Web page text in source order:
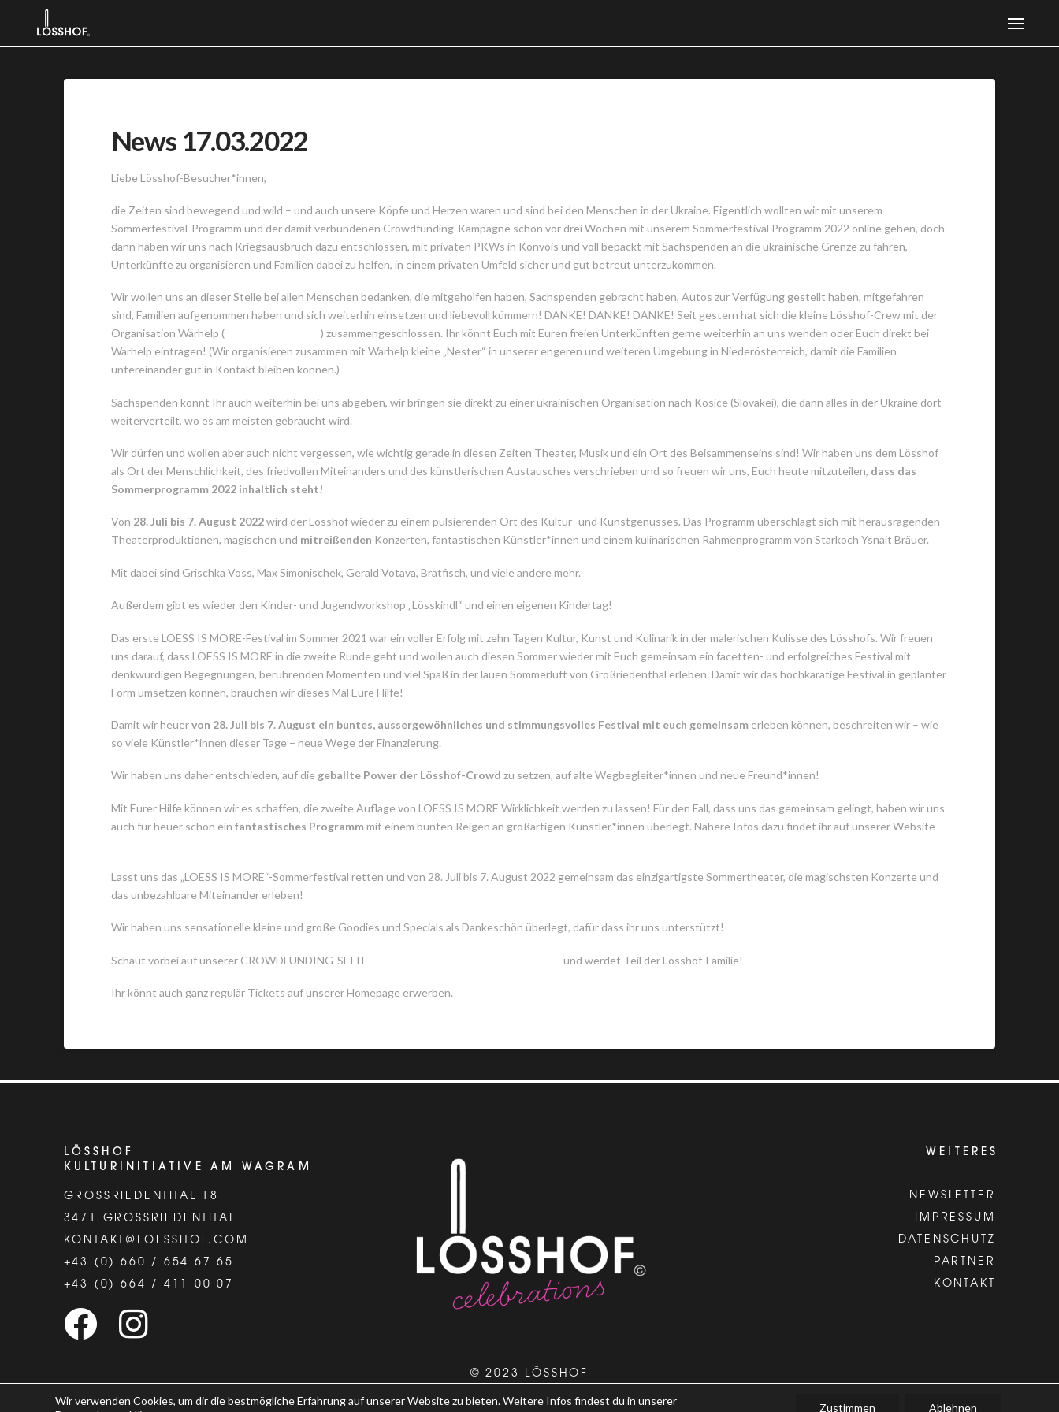
News 17.03.2022
Liebe Lösshof-Besucher*innen,
die Zeiten sind bewegend und wild – und auch unsere Köpfe und Herzen waren und sind bei den Menschen in der Ukraine. Eigentlich wollten wir mit unserem
Sommerfestival-Programm und der damit verbundenen Crowdfunding-Kampagne schon vor drei Wochen mit unserem Sommerfestival Programm 2022 online gehen, doch
dann haben wir uns nach Kriegsausbruch dazu entschlossen, mit privaten PKWs in Konvois und voll bepackt mit Sachspenden an die ukrainische Grenze zu fahren,
Unterkünfte zu organisieren und Familien dabei zu helfen, in einem privaten Umfeld sicher und gut betreut unterzukommen.
Wir wollen uns an dieser Stelle bei allen Menschen bedanken, die mitgeholfen haben, Sachspenden gebracht haben, Autos zur Verfügung gestellt haben, mitgefahren
sind, Familien aufgenommen haben und sich weiterhin einsetzen und liebevoll kümmern! DANKE! DANKE! DANKE! Seit gestern hat sich die kleine Lösshof-Crew mit der
Organisation Warhelp (https://warhelp.eu/ ) zusammengeschlossen. Ihr könnt Euch mit Euren freien Unterkünften gerne weiterhin an uns wenden oder Euch direkt bei
Warhelp eintragen! (Wir organisieren zusammen mit Warhelp kleine „Nester“ in unserer engeren und weiteren Umgebung in Niederösterreich, damit die Familien
untereinander gut in Kontakt bleiben können.)
Sachspenden könnt Ihr auch weiterhin bei uns abgeben, wir bringen sie direkt zu einer ukrainischen Organisation nach Kosice (Slovakei), die dann alles in der Ukraine dort
weiterverteilt, wo es am meisten gebraucht wird.
Wir dürfen und wollen aber auch nicht vergessen, wie wichtig gerade in diesen Zeiten Theater, Musik und ein Ort des Beisammenseins sind! Wir haben uns dem Lösshof
als Ort der Menschlichkeit, des friedvollen Miteinanders und des künstlerischen Austausches verschrieben und so freuen wir uns, Euch heute mitzuteilen, dass das
Sommerprogramm 2022 inhaltlich steht!
Von 28. Juli bis 7. August 2022wird der Lösshof wieder zu einem pulsierenden Ort des Kultur- und Kunstgenusses. Das Programm überschlägt sich mit herausragenden
Theaterproduktionen, magischen und mitreißenden Konzerten, fantastischen Künstler*innen und einem kulinarischen Rahmenprogramm von Starkoch Ysnait Bräuer.
Mit dabei sind Grischka Voss, Max Simonischek, Gerald Votava, Bratfisch, und viele andere mehr.
Außerdem gibt es wieder den Kinder- und Jugendworkshop „Lösskindl“ und einen eigenen Kindertag!
Das erste LOESS IS MORE-Festival im Sommer 2021 war ein voller Erfolg mit zehn Tagen Kultur, Kunst und Kulinarik in der malerischen Kulisse des Lösshofs. Wir freuen
uns darauf, dass LOESS IS MORE in die zweite Runde geht und wollen auch diesen Sommer wieder mit Euch gemeinsam ein facetten- und erfolgreiches Festival mit
denkwürdigen Begegnungen, berührenden Momenten und viel Spaß in der lauen Sommerluft von Großriedenthal erleben. Damit wir das hochkarätige Festival in geplanter
Form umsetzen können, brauchen wir dieses Mal Eure Hilfe!
Damit wir heuervon 28. Juli bis 7. August ein buntes, aussergewöhnliches und stimmungsvolles Festival mit euch gemeinsam erleben können, beschreiten wir – wie
so viele Künstler*innen dieser Tage – neue Wege der Finanzierung.
Wir haben uns daher entschieden, auf die geballte Power der Lösshof-Crowd zu setzen, auf alte Wegbegleiter*innen und neue Freund*innen!
Mit Eurer Hilfe können wir es schaffen, die zweite Auflage von LOESS IS MORE Wirklichkeit werden zu lassen! Für den Fall, dass uns das gemeinsam gelingt, haben wir uns
auch für heuer schon ein fantastisches Programm mit einem bunten Reigen an großartigen Künstler*innen überlegt. Nähere Infos dazu findet ihr auf unserer Website
Lasst uns das „LOESS IS MORE“-Sommerfestival retten und von 28. Juli bis 7. August 2022 gemeinsam das einzigartigste Sommertheater, die magischsten Konzerte und
das unbezahlbare Miteinander erleben!
Wir haben uns sensationelle kleine und große Goodies und Specials als Dankeschön überlegt, dafür dass ihr uns unterstützt!
Schaut vorbei auf unserer CROWDFUNDING-SEITE und werdet Teil der Lösshof-Familie!
Ihr könnt auch ganz regulär Tickets auf unserer Homepage erwerben.
LÖSSHOF
KULTURINITIATIVE AM WAGRAM
GROSSRIEDENTHAL 18
3471 GROSSRIEDENTHAL
KONTAKT@LOESSHOF.COM
+43 (0) 660 / 654 67 65
+43 (0) 664 / 411 00 07
WEITERES
NEWSLETTER
IMPRESSUM
DATENSCHUTZ
PARTNER
KONTAKT
© 2023 LÖSSHOF
Wir verwenden Cookies, um dir die bestmögliche Erfahrung auf unserer Website zu bieten. Weitere Infos findest du in unserer
Zustimmen Ablehnen